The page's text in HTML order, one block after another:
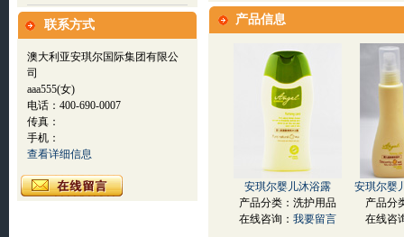
联系方式
澳大利亚安琪尔国际集团有限公
司
aaa555(女)
电话：400-690-0007
传真：
手机：
查看详细信息
产品信息
安琪尔婴儿沐浴露
产品分类：洗护用品
在线咨询： 我要留言
安琪尔婴
产品分
在线咨